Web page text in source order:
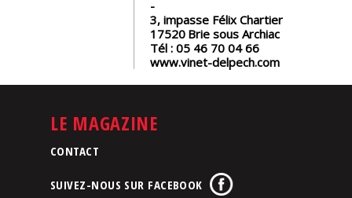
Le
Télécharger
3, impasse Félix Chartier
17520 Brie sous Archiac
Tél : 05 46 70 04 66
www.vinet-delpech.com
LE MAGAZINE
CONTACT
SUIVEZ-NOUS SUR FACEBOOK